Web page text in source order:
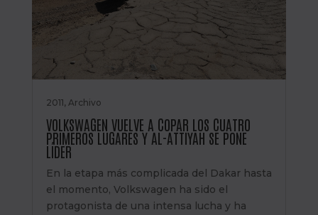
2011, Archivo
VOLKSWAGEN VUELVE A COPAR LOS CUATRO
PRIMEROS LUGARES Y AL-ATTIYAH SE PONE
LÍDER
En la etapa más complicada del Dakar hasta
el momento, Volkswagen ha sido el
protagonista de una intensa lucha y ha